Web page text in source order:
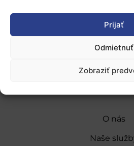
Prijať
Odmietnuť
Zobraziť
Registráciabude otvorená od
O nás
Naše